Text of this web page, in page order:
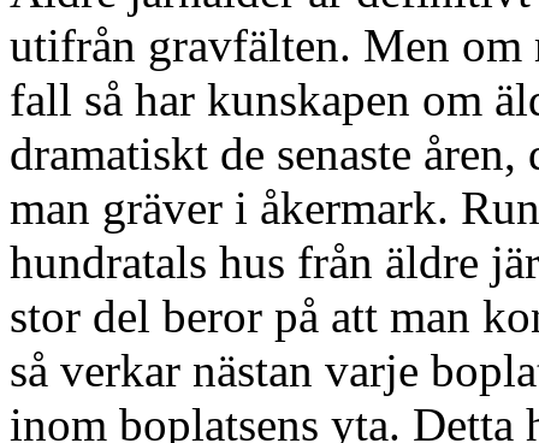
utifrån gravfälten. Men om
fall så har kunskapen om
dramatiskt de senaste
man gräver i åkermark.
hundratals hus från äldre
stor del beror på att man
så verkar nästan varje
inom boplatsens yta.